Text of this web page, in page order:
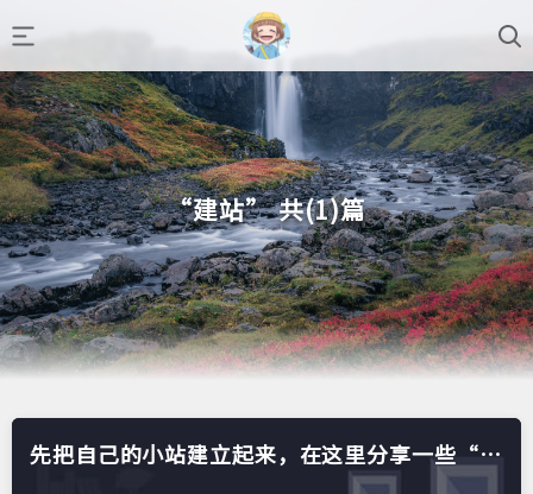
“建站” 共(1)篇
先把自己的小站建立起来，在这里分享一些“自